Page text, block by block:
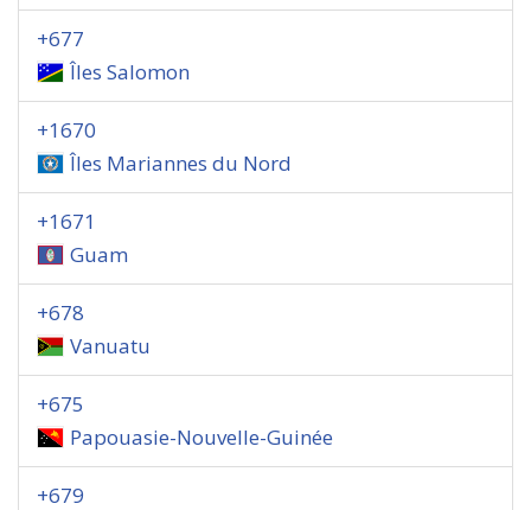
+677
Îles Salomon
+1670
Îles Mariannes du Nord
+1671
Guam
+678
Vanuatu
+675
Papouasie-Nouvelle-Guinée
+679